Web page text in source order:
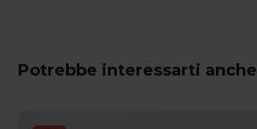
Potrebbe interessarti anche